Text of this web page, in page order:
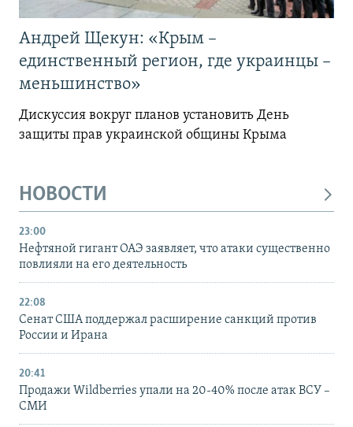
Андрей Щекун: «Крым –
единственный регион, где украинцы –
меньшинство»
Дискуссия вокруг планов установить День
защиты прав украинской общины Крыма
НОВОСТИ
23:00
Нефтяной гигант ОАЭ заявляет, что атаки существенно
повлияли на его деятельность
22:08
Сенат США поддержал расширение санкций против
России и Ирана
20:41
Продажи Wildberries упали на 20-40% после атак ВСУ –
СМИ